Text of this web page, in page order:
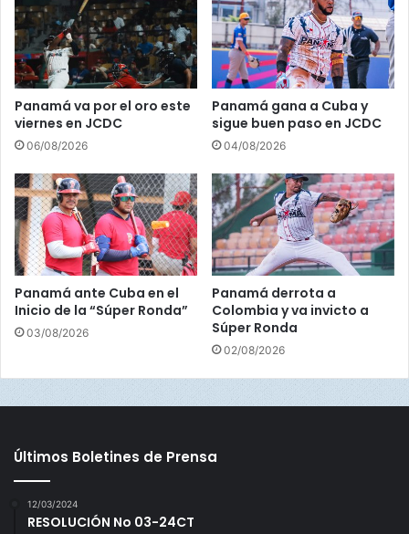
l
T
o
r
Panamá va por el oro este
viernes en JCDC
06/08/2026
Panamá gana a Cuba y
sigue buen paso en JCDC
04/08/2026
Panamá ante Cuba en el
Inicio de la “Súper Ronda”
03/08/2026
Panamá derrota a
Colombia y va invicto a
Súper Ronda
02/08/2026
Últimos Boletines de Prensa
12/03/2024
RESOLUCIÓN No 03-24CT